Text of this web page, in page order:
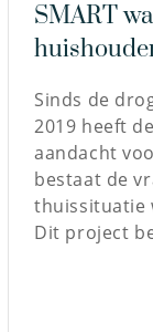
SMART
Sinds de
2019 heeft
aandacht
bestaat de
thuissituatie
Dit project